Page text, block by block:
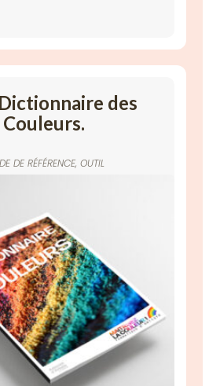
des
Couleurs.
DE RÉFÉRENCE, OUTIL